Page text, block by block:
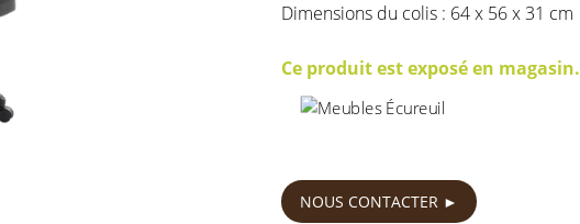
Dimensions du colis : 64 x 56 x 31 cm
Ce produit est exposé en magasin.
NOUS CONTACTER